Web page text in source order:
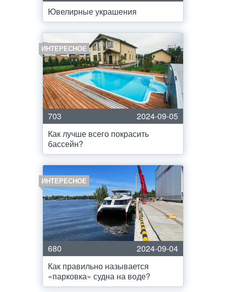
Ювелирные украшения
ИНТЕРЕСНОЕ
703
2024-09-05
Как лучше всего покрасить
бассейн?
ИНТЕРЕСНОЕ
680
2024-09-04
Как правильно называется
«парковка» судна на воде?